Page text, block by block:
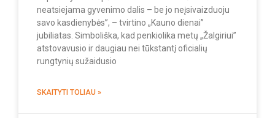
neatsiejama gyvenimo dalis – be jo neįsivaizduoju
savo kasdienybės”, – tvirtino „Kauno dienai”
jubiliatas. Simboliška, kad penkiolika metų „Žalgiriui”
atstovavusio ir daugiau nei tūkstantį oficialių
rungtynių sužaidusio
SKAITYTI TOLIAU »